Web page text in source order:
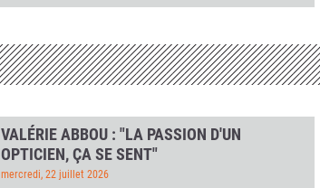
VALÉRIE ABBOU : "LA PASSION D'UN
OPTICIEN, ÇA SE SENT"
mercredi, 22 juillet 2026